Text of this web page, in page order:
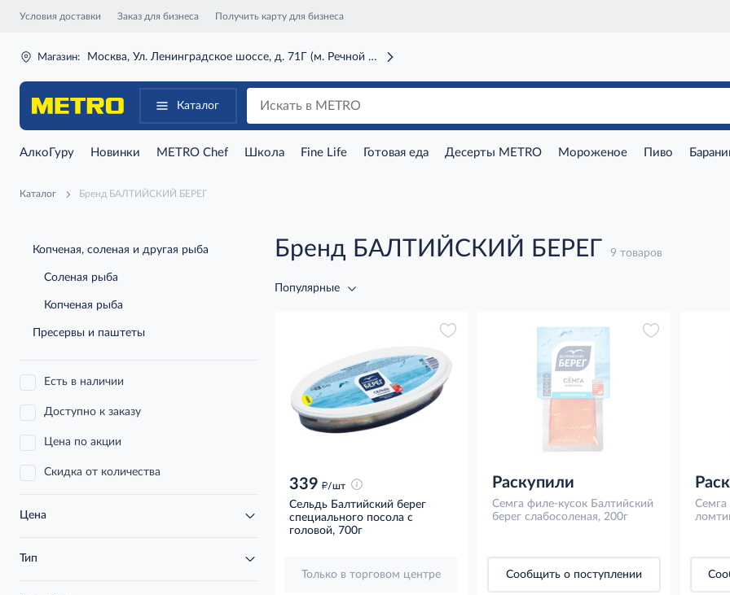
Условия доставки Заказ для бизнеса Получить карту для бизнеса
Магазин: Москва, Ул. Ленинградское шоссе, д. 71Г (м. Речной вокзал)
Каталог
АлкоГуру Новинки METRO Chef Школа Fine Life Готовая еда Десерты METRO Мороженое Пиво
Каталог Бренд БАЛТИЙСКИЙ БЕРЕГ
Копченая, соленая и другая рыба
Соленая рыба
Копченая рыба
Пресервы и паштеты
Есть в наличии
Доступно к заказу
Цена по акции
Скидка от количества
Цена
Тип
Бренд БАЛТИЙСКИЙ БЕРЕГ 9 товаров
Популярные
339 д/шт
Сельдь Балтийский берег
специального посола с
головой, 700г
Только в торговом центре
Раскупили
Семга филе-кусок Балтийский
берег слабосоленая, 200г
Сообщить о поступлении
Семга